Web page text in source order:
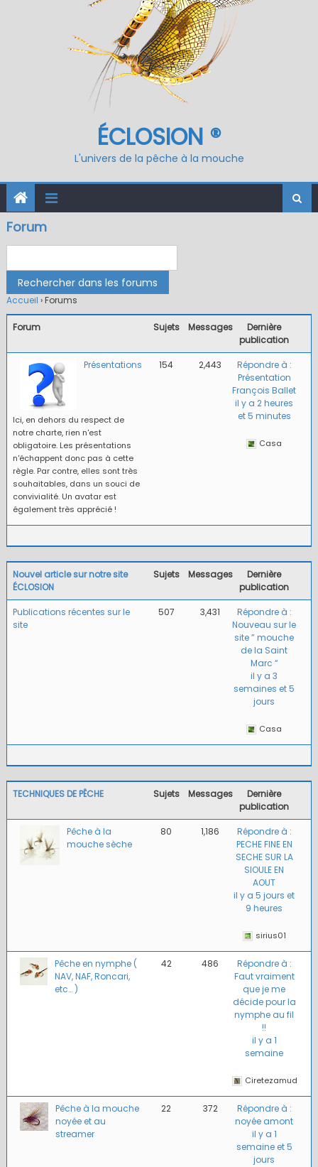
ÉCLOSION ®
L'univers de la pêche à la mouche
Forum
Accueil ›Forums
Forum Sujets Messages
Dernière
publication
Présentations
Ici, en dehors du respect de
notre charte, rien n'est
obligatoire. Les présentations
n'échappent donc pas à cette
règle. Par contre, elles sont très
souhaitables, dans un souci de
convivialité. Un avatar est
également très apprécié !
154 2,443
Répondre à :
Présentation
François Ballet
il y a 2 heures
et 5 minutes
Casa
Nouvel article sur notre site
ÉCLOSION
Sujets Messages
Dernière
publication
Publications récentes sur le
site
507 3,431
Répondre à :
Nouveau sur le
site ” mouche
de la Saint
Marc “
il y a 3
semaines et 5
jours
Casa
TECHNIQUES DE PÊCHE Sujets Messages
Dernière
publication
Pêche à la
mouche sèche
80 1,186
Répondre à :
PECHE FINE EN
SECHE SUR LA
SIOULE EN
AOUT
il y a 5 jours et
9 heures
sirius01
Pêche en nymphe (
NAV, NAF, Roncari,
etc… )
42 486
Répondre à :
Faut vraiment
que je me
décide pour la
nymphe au fil
!!
il y a 1
semaine
Ciretezamud
Pêche à la mouche
noyée et au
streamer
22 372
Répondre à :
noyée amont
il y a 1
semaine et 5
jours